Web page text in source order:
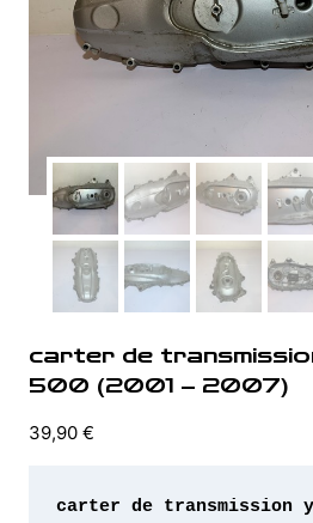
carter de
500 (2001 – 2007)
39,90 €
carter de transmission